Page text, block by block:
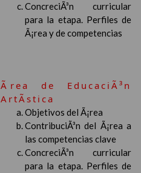
ConcreciÃ³n curricular
para la etapa. Perfiles de
Ã¡rea y de competencias
Ãrea de EducaciÃ³n
ArtÃ­stica
Objetivos del Ã¡rea
ContribuciÃ³n del Ã¡rea a
las competencias clave
ConcreciÃ³n curricular
para la etapa. Perfiles de